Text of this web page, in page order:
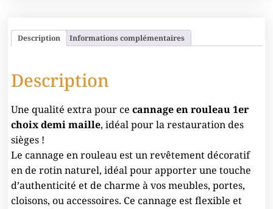
Description Informations complémentaires
Description
Une qualité extra pour cecannage en rouleau 1er
choix demi maille, idéal pour la restauration des
sièges !
Le cannage en rouleau est un revêtement décoratif
en de rotin naturel, idéal pour apporter une touche
d’authenticité et de charme à vos meubles, portes,
cloisons, ou accessoires. Ce cannage est flexible et